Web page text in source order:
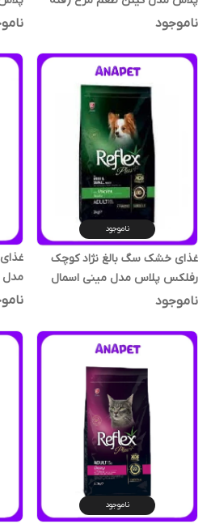
ای)
ناموجود
ناموجود
غذای خشک سگ بالغ نژاد کوچک
رفلکس پلاس مدل مینی اسمال
طعم مرغ وزن 3 کیلوگرم
ناموجود
مدل
ناموجود